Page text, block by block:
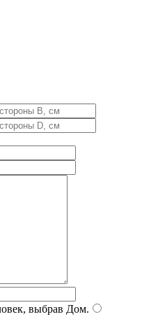
выбрав Дом.